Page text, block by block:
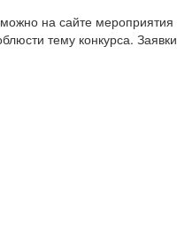
на сайте
тему конкурса.